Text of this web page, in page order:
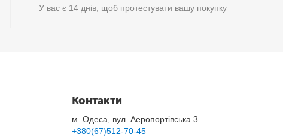
2022 року.
У вас є 14 днів, щоб протестувати вашу покупку
Контакти
м. Одеса, вул. Аеропортівська 3
+380(67)512-70-45